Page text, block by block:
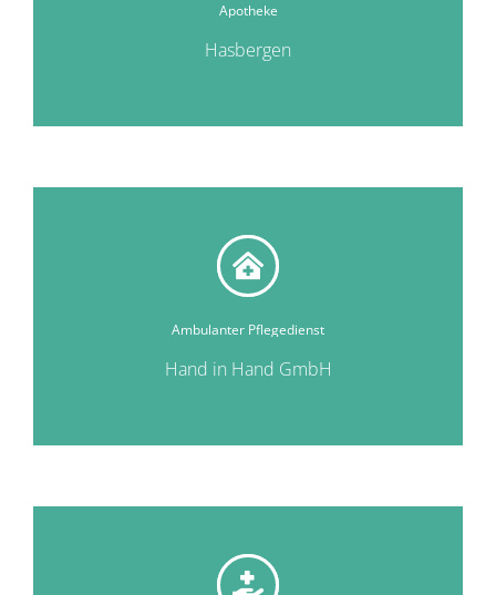
Apotheke
Hasbergen
Ambulanter Pflegedienst
Hand in Hand GmbH